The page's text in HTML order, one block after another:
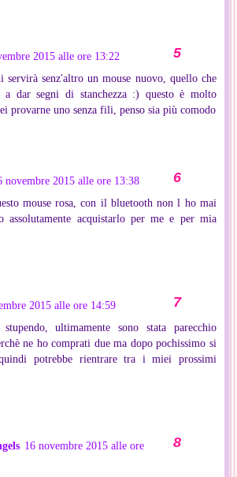
2015 alle ore 13:22
senz'altro un mouse nuovo, quello che
a dar segni di stanchezza :) questo è molto
provarne uno senza fili, penso sia più comodo
novembre 2015 alle ore 13:38
mouse rosa, con il bluetooth non l ho mai
assolutamente acquistarlo per me e per mia
2015 alle ore 14:59
ultimamente sono stata parecchio
ne ho comprati due ma dopo pochissimo si
potrebbe rientrare tra i miei prossimi
16 novembre 2015 alle ore